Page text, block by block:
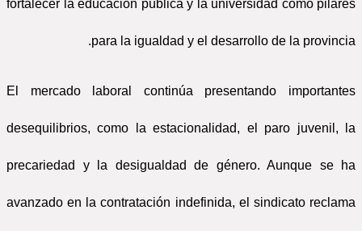
fortalecer la educación pública y la universidad como pilares
para la igualdad y el desarrollo de la provincia.
El mercado laboral continúa presentando importantes
desequilibrios, como la estacionalidad, el paro juvenil, la
precariedad y la desigualdad de género. Aunque se ha
avanzado en la contratación indefinida, el sindicato reclama